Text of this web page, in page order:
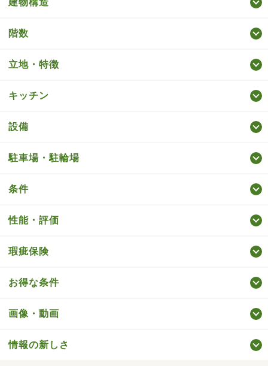
階数
立地・特徴
キッチン
設備
駐車場・駐輪場
条件
性能・評価
瑕疵保険
お得な条件
画像・動画
情報の新しさ